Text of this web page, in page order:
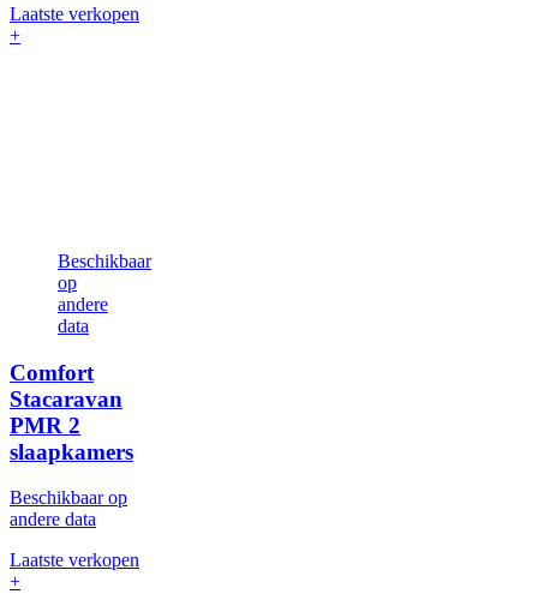
Laatste verkopen
+
Beschikbaar
op
andere
data
Comfort
Stacaravan
PMR 2
slaapkamers
Beschikbaar op
andere data
Laatste verkopen
+